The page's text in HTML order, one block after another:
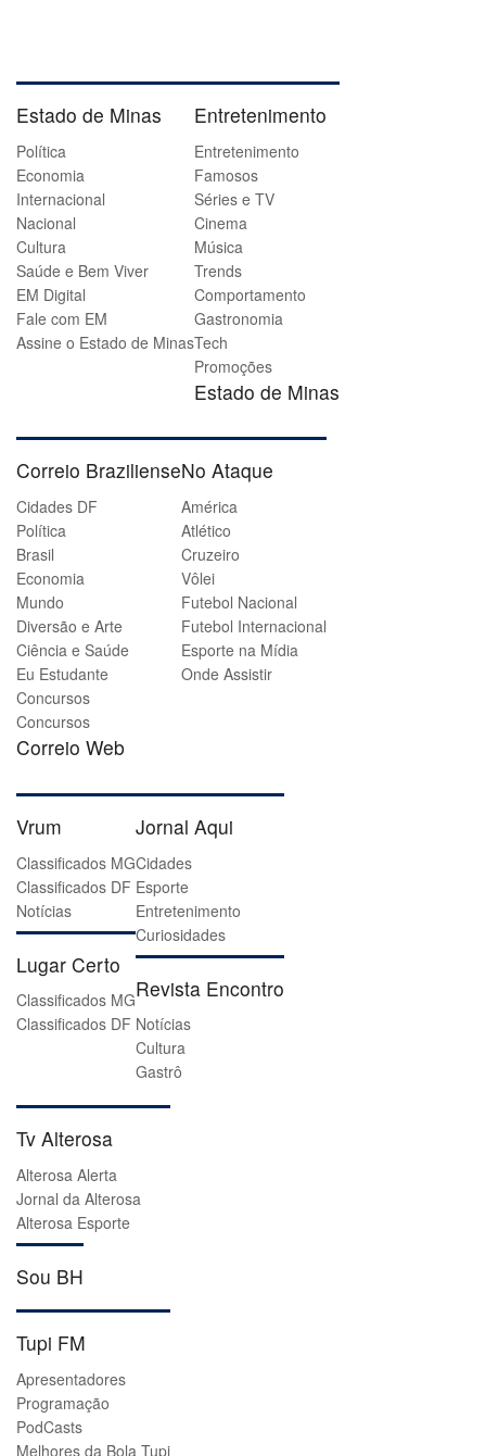
Estado de Minas
Política
Economia
Internacional
Nacional
Cultura
Saúde e Bem Viver
EM Digital
Fale com EM
Assine o Estado de Minas
Entretenimento
Entretenimento
Famosos
Séries e TV
Cinema
Música
Trends
Comportamento
Gastronomia
Tech
Promoções
Estado de Minas
Correio Braziliense
Cidades DF
Política
Brasil
Economia
Mundo
Diversão e Arte
Ciência e Saúde
Eu Estudante
Concursos
Concursos
Correio Web
No Ataque
América
Atlético
Cruzeiro
Vôlei
Futebol Nacional
Futebol Internacional
Esporte na Mídia
Onde Assistir
Vrum
Classificados MG
Classificados DF
Notícias
Lugar Certo
Classificados MG
Classificados DF
Jornal Aqui
Cidades
Esporte
Entretenimento
Curiosidades
Revista Encontro
Notícias
Cultura
Gastrô
Tv Alterosa
Alterosa Alerta
Jornal da Alterosa
Alterosa Esporte
Sou BH
Tupi FM
Apresentadores
Programação
PodCasts
Melhores da Bola Tupi